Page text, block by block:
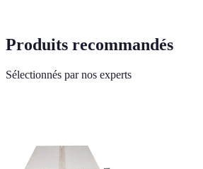
Produits recommandés
Sélectionnés par nos experts